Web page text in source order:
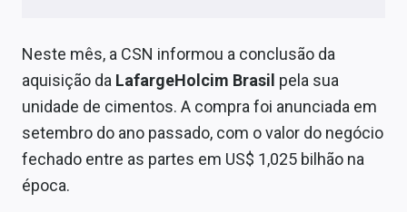
Neste mês, a CSN informou a conclusão da
aquisição da LafargeHolcim Brasil pela sua
unidade de cimentos. A compra foi anunciada em
setembro do ano passado, com o valor do negócio
fechado entre as partes em US$ 1,025 bilhão na
época.